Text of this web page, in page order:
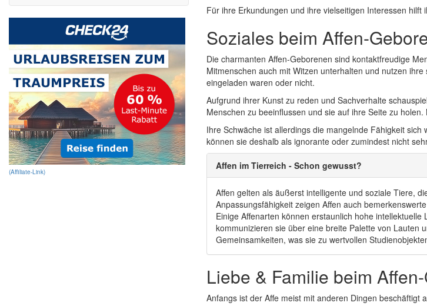
(Affiliate-Link)
Für ihre Erkundungen und ihre vielseitigen Interessen
Soziales beim Affen-
Die charmanten Affen-Geborenen sind kontaktfreudige
Mitmenschen auch mit Witzen unterhalten und nutzen
eingeladen waren oder nicht.
Aufgrund ihrer Kunst zu reden und Sachverhalte
Menschen zu beeinflussen und sie auf ihre Seite zu
Ihre Schwäche ist allerdings die mangelnde Fähigkeit
können sie deshalb als ignorante oder zumindest nicht
Affen im Tierreich - Schon gewusst?
Affen gelten als äußerst intelligente und soziale Tiere,
Anpassungsfähigkeit zeigen Affen auch
Einige Affenarten können erstaunlich hohe
kommunizieren sie über eine breite Palette von Lauten
Gemeinsamkeiten, was sie zu wertvollen
Liebe & Familie beim
Anfangs ist der Affe meist mit anderen Dingen